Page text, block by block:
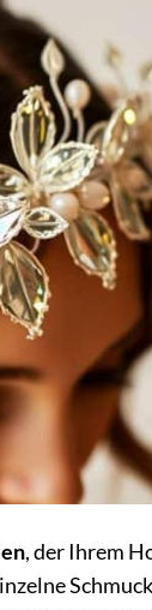
, der Ihrem